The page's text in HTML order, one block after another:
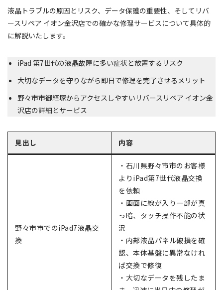
液晶トラブルの原因とリスク、データ保護の重要性、そしてリバ
ースリペア イオン金沢店での確かな修理サービスについて具体的
に解説いたします。
iPad 第7世代の液晶故障に多い症状と放置するリスク
大切なデータを守りながら即日で修理を完了させるメリット
野々市市御経塚からアクセスしやすいリバースリペア イオン金
沢店の詳細とサービス
見出し 内容
野々市市でのiPad7液晶交
換
・石川県野々市市のお客様
よりiPad第7世代液晶交換
を依頼
・画面に線が入り一部が真
っ暗、タッチ操作不能の状
況
・内部液晶パネル破損を確
認、本体基盤に異常なけれ
ば交換で修復
・大切なデータを残したま